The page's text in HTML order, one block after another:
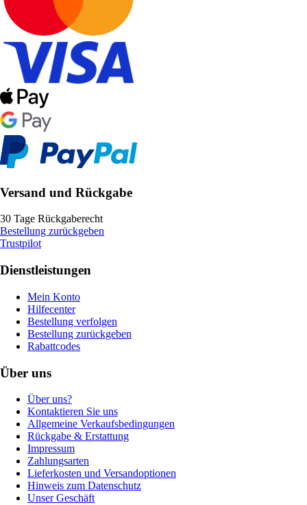
Versand und Rückgabe
30 Tage Rückgaberecht
Bestellung zurückgeben
Trustpilot
Dienstleistungen
Mein Konto
Hilfecenter
Bestellung verfolgen
Bestellung zurückgeben
Rabattcodes
Über uns
Über uns?
Kontaktieren Sie uns
Allgemeine Verkaufsbedingungen
Rückgabe & Erstattung
Impressum
Zahlungsarten
Lieferkosten und Versandoptionen
Hinweis zum Datenschutz
Unser Geschäft